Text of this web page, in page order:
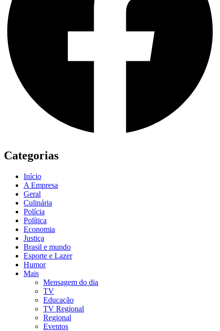
Categorias
Início
A Empresa
Geral
Culinária
Polícia
Política
Economia
Justiça
Brasil e mundo
Esporte e Lazer
Humor
Mais
Mensagem do dia
TV
Educação
TV Regional
Regional
Eventos